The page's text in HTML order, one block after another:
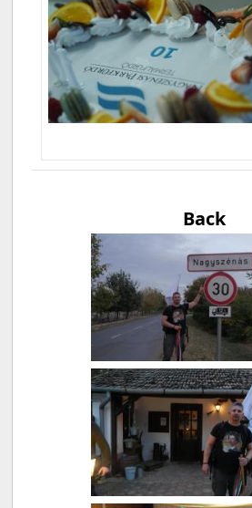
Back